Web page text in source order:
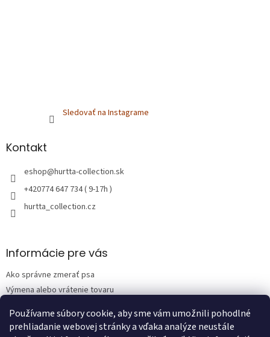
Používame súbory cookie, aby sme vám umožnili pohodlné
prehliadanie webovej stránky a vďaka analýze neustále
Sledovať na Instagrame
Kontakt
eshop@hurtta-collection.sk
+420774 647 734 ( 9-17h )
hurtta_collection.cz
Informácie pre vás
Ako správne zmerať psa
Výmena alebo vrátenie tovaru
Podmienky ochrany osobných údajov